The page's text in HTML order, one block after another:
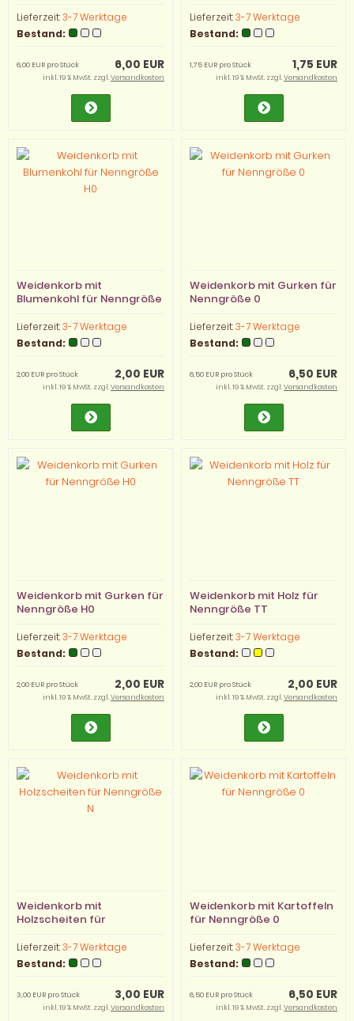
Lieferzeit:3-7 Werktage
Bestand:
6,00 EUR
6,00 EUR pro Stück
inkl. 19 % MwSt. zzgl.Versandkosten
Lieferzeit:3-7 Werktage
Bestand:
1,75 EUR
1,75 EUR pro Stück
inkl. 19 % MwSt. zzgl.Versandkosten
Weidenkorb mit
Blumenkohl für Nenngröße
Lieferzeit:3-7 Werktage
Bestand:
2,00 EUR
2,00 EUR pro Stück
inkl. 19 % MwSt. zzgl.Versandkosten
Weidenkorb mit Gurken für
Nenngröße 0
Lieferzeit:3-7 Werktage
Bestand:
6,50 EUR
6,50 EUR pro Stück
inkl. 19 % MwSt. zzgl.Versandkosten
Weidenkorb mit Gurken für
Nenngröße H0
Lieferzeit:3-7 Werktage
Bestand:
2,00 EUR
2,00 EUR pro Stück
inkl. 19 % MwSt. zzgl.Versandkosten
Weidenkorb mit Holz für
Nenngröße TT
Lieferzeit:3-7 Werktage
Bestand:
2,00 EUR
2,00 EUR pro Stück
inkl. 19 % MwSt. zzgl.Versandkosten
Weidenkorb mit
Holzscheiten für
Lieferzeit:3-7 Werktage
Bestand:
3,00 EUR
3,00 EUR pro Stück
inkl. 19 % MwSt. zzgl.Versandkosten
Weidenkorb mit Kartoffeln
für Nenngröße 0
Lieferzeit:3-7 Werktage
Bestand:
6,50 EUR
6,50 EUR pro Stück
inkl. 19 % MwSt. zzgl.Versandkosten